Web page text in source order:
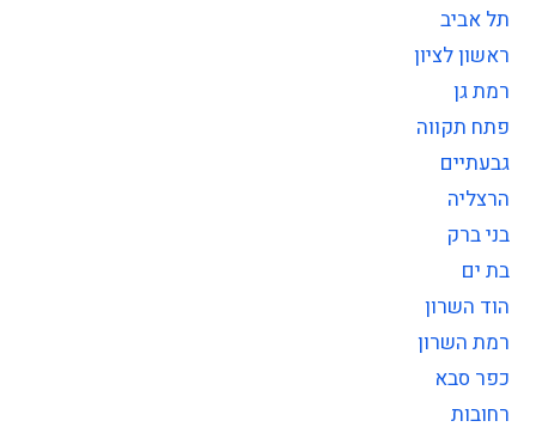
תל אביב
ראשון לציון
רמת גן
פתח תקווה
גבעתיים
הרצליה
בני ברק
בת ים
הוד השרון
רמת השרון
כפר סבא
רחובות